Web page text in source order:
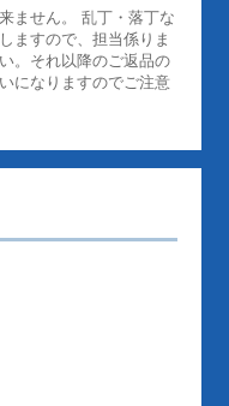
ません。 乱丁・落丁な
ますので、担当係りま
。それ以降のご返品の
になりますのでご注意